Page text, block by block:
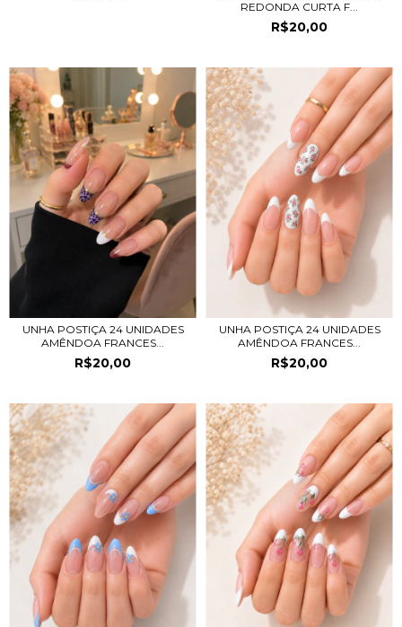
REDONDA CURTA F...
R$20,00
UNHA POSTIÇA 24 UNIDADES
AMÊNDOA FRANCES...
R$20,00
UNHA POSTIÇA 24 UNIDADES
AMÊNDOA FRANCES...
R$20,00